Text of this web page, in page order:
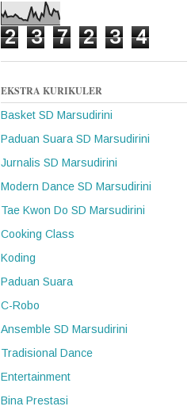
2 3 7 2 3 4
EKSTRA KURIKULER
Basket SD Marsudirini
Paduan Suara SD Marsudirini
Jurnalis SD Marsudirini
Modern Dance SD Marsudirini
Tae Kwon Do SD Marsudirini
Cooking Class
Koding
Paduan Suara
C-Robo
Ansemble SD Marsudirini
Tradisional Dance
Entertainment
Bina Prestasi